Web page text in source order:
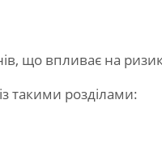
що впливає на
такими розділами: